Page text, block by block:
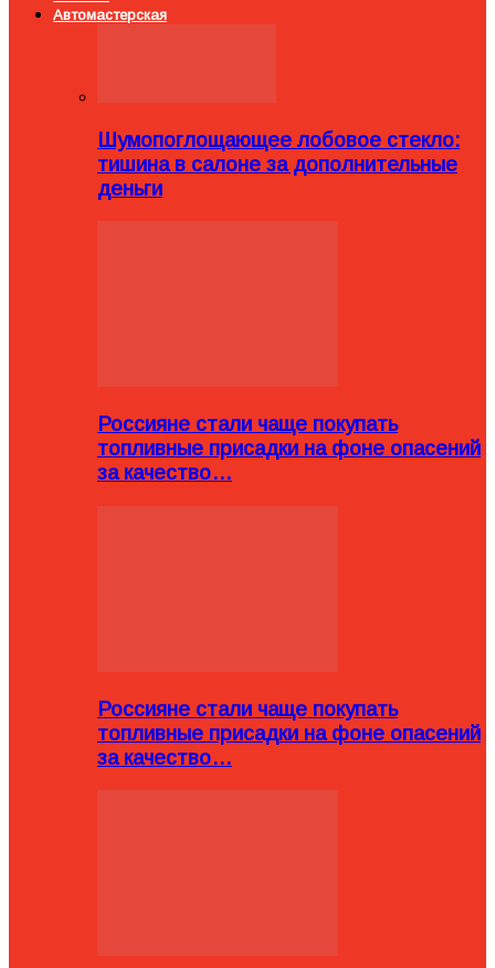
Автомастерская
Шумопоглощающее лобовое стекло:
тишина в салоне за дополнительные
деньги
Россияне стали чаще покупать
топливные присадки на фоне опасений
за качество…
Россияне стали чаще покупать
топливные присадки на фоне опасений
за качество…